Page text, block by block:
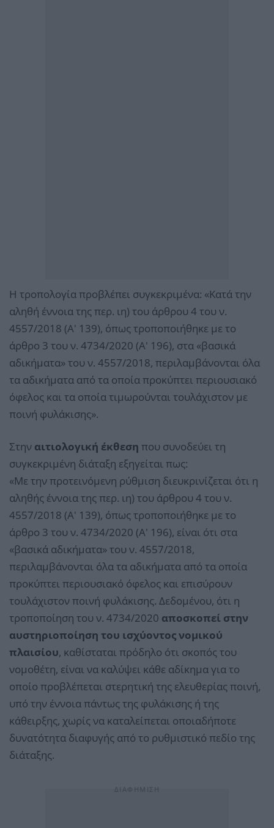
Η τροπολογία προβλέπει συγκεκριμένα: «Κατά την
αληθή έννοια της περ. ιη) του άρθρου 4 του ν.
4557/2018 (Α' 139), όπως τροποποιήθηκε με το
άρθρο 3 του ν. 4734/2020 (Α' 196), στα «βασικά
αδικήματα» του ν. 4557/2018, περιλαμβάνονται όλα
τα αδικήματα από τα οποία προκύπτει περιουσιακό
όφελος και τα οποία τιμωρούνται τουλάχιστον με
ποινή φυλάκισης».
Στην αιτιολογική έκθεση που συνοδεύει τη
συγκεκριμένη διάταξη εξηγείται πως:
«Με την προτεινόμενη ρύθμιση διευκρινίζεται ότι η
αληθής έννοια της περ. ιη) του άρθρου 4 του ν.
4557/2018 (Α' 139), όπως τροποποιήθηκε με το
άρθρο 3 του ν. 4734/2020 (Α' 196), είναι ότι στα
«βασικά αδικήματα» του ν. 4557/2018,
περιλαμβάνονται όλα τα αδικήματα από τα οποία
προκύπτει περιουσιακό όφελος και επισύρουν
τουλάχιστον ποινή φυλάκισης. Δεδομένου, ότι η
τροποποίηση του ν. 4734/2020 αποσκοπεί στην
αυστηριοποίηση του ισχύοντος νομικού
πλαισίου, καθίσταται πρόδηλο ότι σκοπός του
νομοθέτη, είναι να καλύψει κάθε αδίκημα για το
οποίο προβλέπεται στερητική της ελευθερίας ποινή,
υπό την έννοια πάντως της φυλάκισης ή της
κάθειρξης, χωρίς να καταλείπεται οποιαδήποτε
δυνατότητα διαφυγής από το ρυθμιστικό πεδίο της
διάταξης.